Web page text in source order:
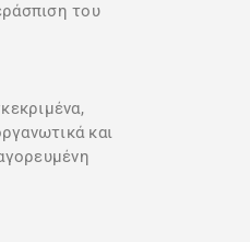
του
και